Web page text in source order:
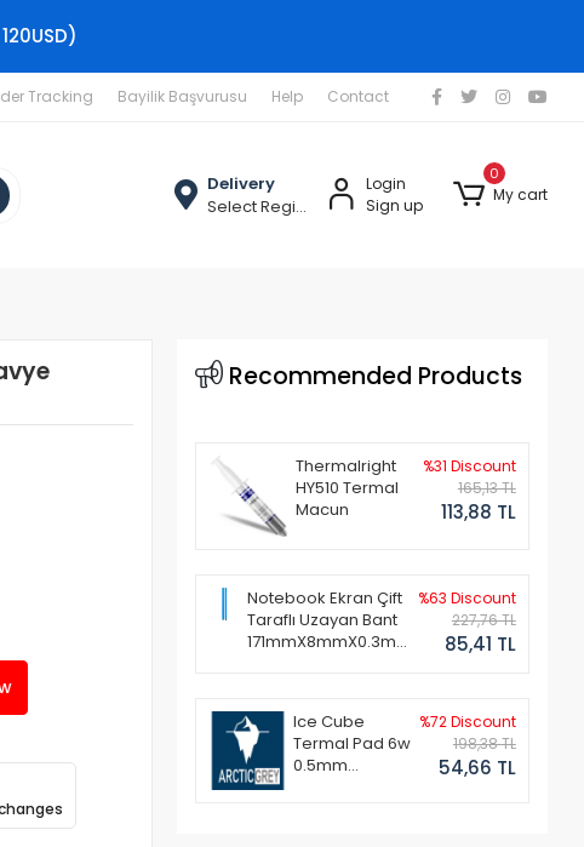
Tracking Bayilik Başvurusu Help Contact
Delivery
Select Region
Login
Sign up
0
My cart
Recommended Products
Thermalright
HY510 Termal
Macun
%31 Discount
165,13 TL
113,88 TL
Notebook Ekran Çift
Taraflı Uzayan Bant
171mmX8mmX0.3mm
%63 Discount
227,76 TL
85,41 TL
Ice Cube
Termal Pad 6w
0.5mm
%72 Discount
198,38 TL
54,66 TL